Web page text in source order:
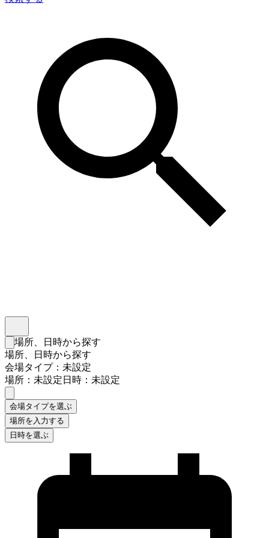
検索フォームを閉じる
場所、日時から探す
場所、日時から探す
会場タイプ：未設定
場所：未設定日時：未設定
会場タイプを選ぶ
場所を入力する
日時を選ぶ